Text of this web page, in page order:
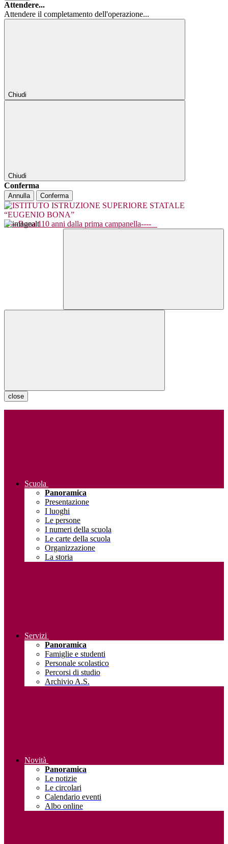
Attendere...
Attendere il completamento dell'operazione...
Chiudi
Chiudi
Conferma
Annulla Conferma
----Bona 110 anni dalla prima campanella----
close
Scuola
Panoramica
Presentazione
I luoghi
Le persone
I numeri della scuola
Le carte della scuola
Organizzazione
La storia
Servizi
Panoramica
Famiglie e studenti
Personale scolastico
Percorsi di studio
Archivio A.S.
Novità
Panoramica
Le notizie
Le circolari
Calendario eventi
Albo online